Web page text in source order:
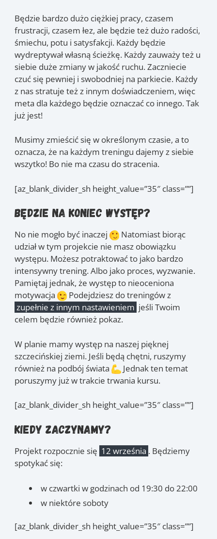
Będzie bardzo dużo ciężkiej pracy, czasem
frustracji, czasem łez, ale będzie też dużo radości,
śmiechu, potu i satysfakcji. Każdy będzie
wydreptywał własną ścieżkę. Każdy zauważy też u
siebie duże zmiany w jakość ruchu. Zaczniecie
czuć się pewniej i swobodniej na parkiecie. Każdy
z nas stratuje też z innym doświadczeniem, więc
meta dla każdego będzie oznaczać co innego. Tak
już jest!
Musimy zmieścić się w określonym czasie, a to
oznacza, że na każdym treningu dajemy z siebie
wszytko! Bo nie ma czasu do stracenia.
[az_blank_divider_sh height_value=”35″ class=””]
Będzie na koniec występ?
No nie mogło być inaczej
Natomiast biorąc
udział w tym projekcie nie masz obowiązku
występu. Możesz potraktować to jako bardzo
intensywny trening. Albo jako proces, wyzwanie.
Pamiętaj jednak, że występ to nieoceniona
motywacja
Podejdziesz do treningów z
zupełnie z innym nastawieniem jeśli Twoim
celem będzie również pokaz.
W planie mamy występ na naszej pięknej
szczecińskiej ziemi. Jeśli będą chętni, ruszymy
również na podbój świata
Jednak ten temat
poruszymy już w trakcie trwania kursu.
[az_blank_divider_sh height_value=”35″ class=””]
Kiedy zaczynamy?
Projekt rozpocznie się 12 września . Będziemy
spotykać się:
w czwartki w godzinach od 19:30 do 22:00
w niektóre soboty
[az_blank_divider_sh height_value=”35″ class=””]